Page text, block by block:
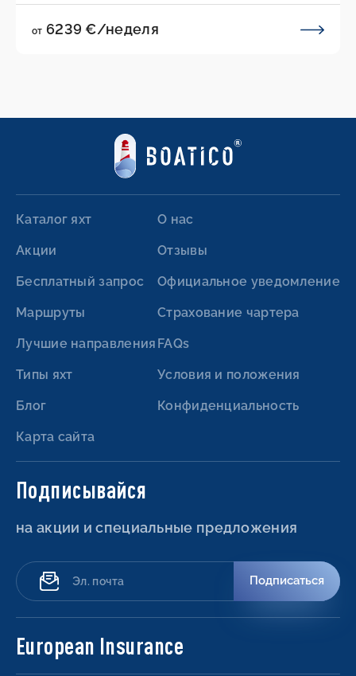
от 6239 €/неделя
Каталог яхт
Акции
Бесплатный запрос
Маршруты
Лучшие направления
Типы яхт
Блог
Карта сайта
О нас
Отзывы
Официальное уведомление
Страхование чартера
FAQs
Условия и положения
Конфиденциальность
Подписывайся
на акции и специальные предложения
Подписаться
European Insurance